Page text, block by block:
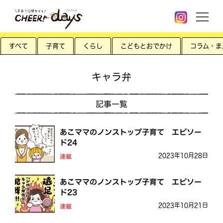
すべて 子育て くらし こどもとおでかけ コラム・
キャラ弁
記事一覧
あこママのノンストップ子育て エピソー
ド24
連載 2023年10月28日
あこママのノンストップ子育て エピソー
ド23
連載 2023年10月21日